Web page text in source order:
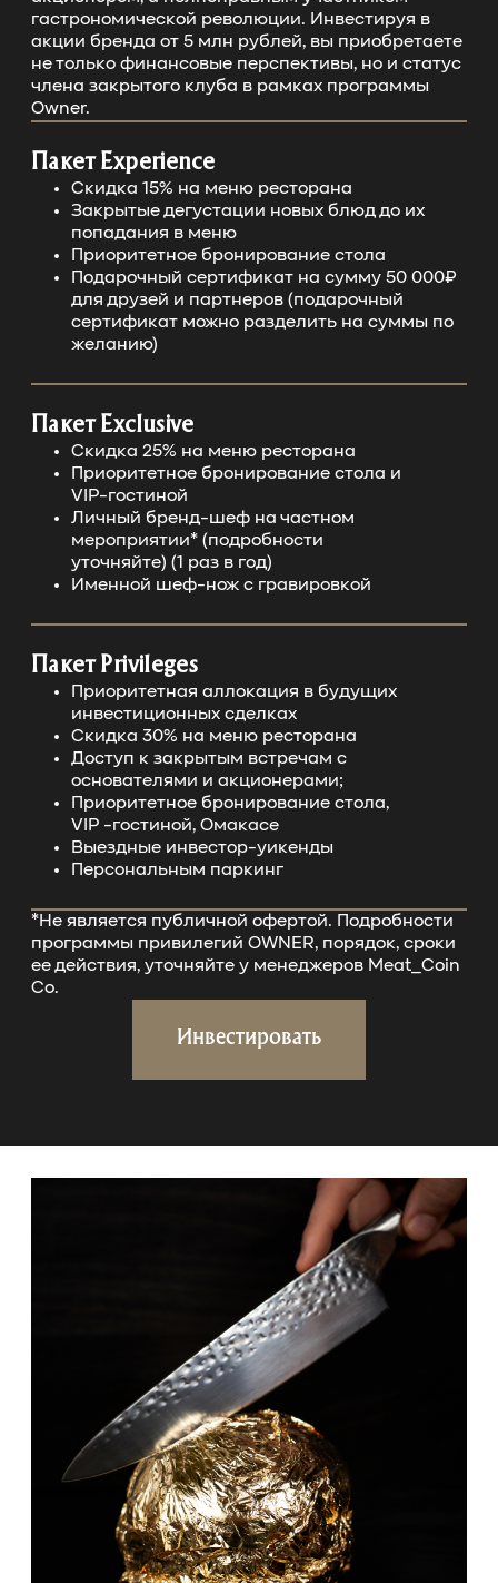
гастрономической революции. Инвестируя в
акции бренда от 5 млн рублей, вы приобретаете
не только финансовые перспективы, но и статус
члена закрытого клуба в рамках программы
Owner.
Пакет Experience
Скидка 15% на меню ресторана
Закрытые дегустации новых блюд до их
попадания в меню
Приоритетное бронирование стола
Подарочный сертификат на сумму 50 000₽
для друзей и партнеров (подарочный
сертификат можно разделить на суммы по
желанию)
Пакет Exclusive
Скидка 25% на меню ресторана
Приоритетное бронирование стола и
VIP-гостиной
Личный бренд-шеф на частном
мероприятии* (подробности
уточняйте) (1 раз в год)
Именной шеф-нож с гравировкой
Пакет Privileges
Приоритетная аллокация в будущих
инвестиционных сделках
Скидка 30% на меню ресторана
Доступ к закрытым встречам с
основателями и акционерами;
Приоритетное бронирование стола,
VIP -гостиной, Омакасе
Выездные инвестор-уикенды
Персональным паркинг
*Не является публичной офертой. Подробности
программы привилегий OWNER, порядок, сроки
ее действия, уточняйте у менеджеров Meat_Coin
Co.
Инвестировать